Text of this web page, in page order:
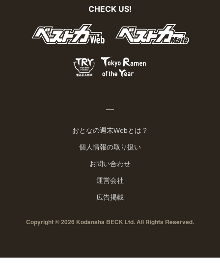
CHECK US!
おとなの週末Webとは？
個人情報の取り扱い
お問い合わせ
運営会社
広告掲載
Copyright © 2026 Kodansha BECK Ltd. All Rights Reserved.